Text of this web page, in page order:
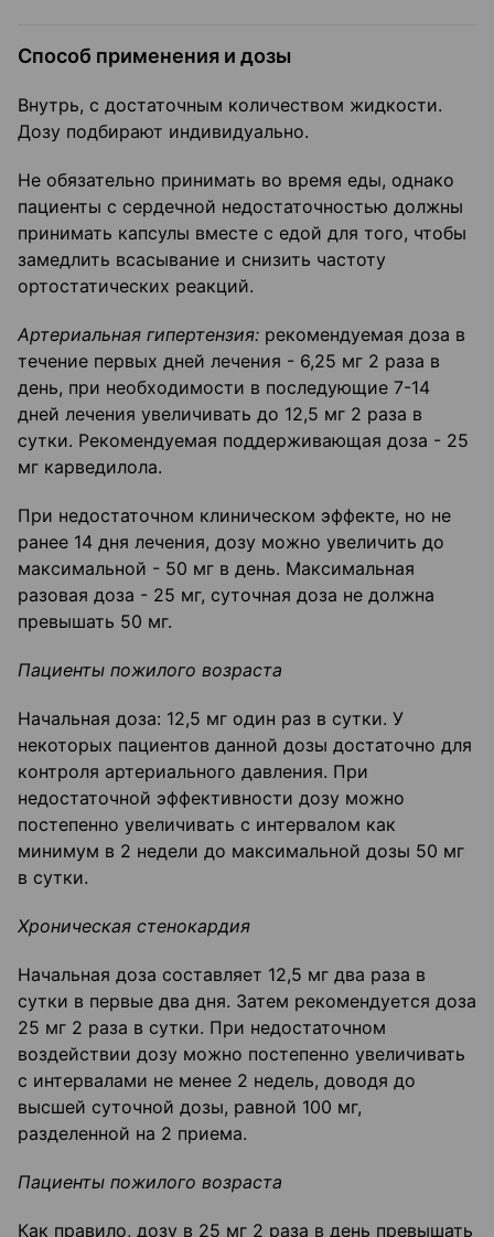
Способ применения и дозы
Внутрь, с достаточным количеством жидкости.
Дозу подбирают индивидуально.
Не обязательно принимать во время еды, однако
пациенты с сердечной недостаточностью должны
принимать капсулы вместе с едой для того, чтобы
замедлить всасывание и снизить частоту
ортостатических реакций.
Артериальная гипертензия: рекомендуемая доза в
течение первых дней лечения - 6,25 мг 2 раза в
день, при необходимости в последующие 7-14
дней лечения увеличивать до 12,5 мг 2 раза в
сутки. Рекомендуемая поддерживающая доза - 25
мг карведилола.
При недостаточном клиническом эффекте, но не
ранее 14 дня лечения, дозу можно увеличить до
максимальной - 50 мг в день. Максимальная
разовая доза - 25 мг, суточная доза не должна
превышать 50 мг.
Пациенты пожилого возраста
Начальная доза: 12,5 мг один раз в сутки. У
некоторых пациентов данной дозы достаточно для
контроля артериального давления. При
недостаточной эффективности дозу можно
постепенно увеличивать с интервалом как
минимум в 2 недели до максимальной дозы 50 мг
в сутки.
Хроническая стенокардия
Начальная доза составляет 12,5 мг два раза в
сутки в первые два дня. Затем рекомендуется доза
25 мг 2 раза в сутки. При недостаточном
воздействии дозу можно постепенно увеличивать
с интервалами не менее 2 недель, доводя до
высшей суточной дозы, равной 100 мг,
разделенной на 2 приема.
Пациенты пожилого возраста
Как правило, дозу в 25 мг 2 раза в день превышать